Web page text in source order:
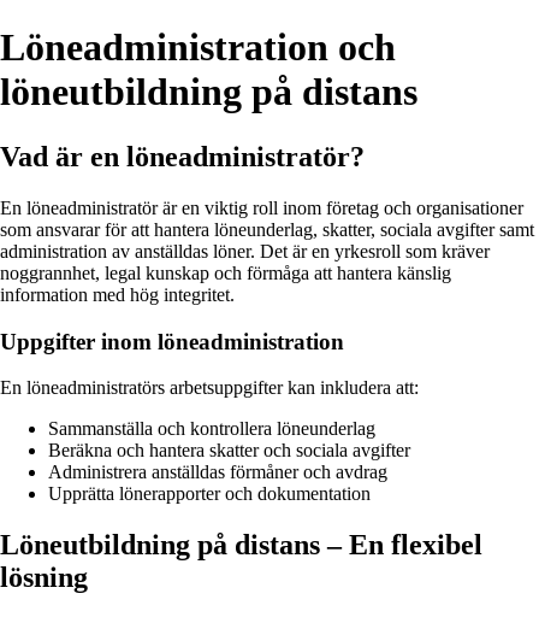
Löneadministration och
löneutbildning på distans
Vad är en löneadministratör?
En löneadministratör är en viktig roll inom företag och organisationer
som ansvarar för att hantera löneunderlag, skatter, sociala avgifter samt
administration av anställdas löner. Det är en yrkesroll som kräver
noggrannhet, legal kunskap och förmåga att hantera känslig
information med hög integritet.
Uppgifter inom löneadministration
En löneadministratörs arbetsuppgifter kan inkludera att:
Sammanställa och kontrollera löneunderlag
Beräkna och hantera skatter och sociala avgifter
Administrera anställdas förmåner och avdrag
Upprätta lönerapporter och dokumentation
Löneutbildning på distans – En flexibel
lösning